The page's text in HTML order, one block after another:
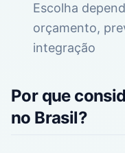
Escolha
orçamento,
integração
Por que
no Brasil?